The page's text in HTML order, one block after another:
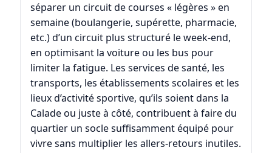
séparer un circuit de courses « légères » en
semaine (boulangerie, supérette, pharmacie,
etc.) d’un circuit plus structuré le week-end,
en optimisant la voiture ou les bus pour
limiter la fatigue. Les services de santé, les
transports, les établissements scolaires et les
lieux d’activité sportive, qu’ils soient dans la
Calade ou juste à côté, contribuent à faire du
quartier un socle suffisamment équipé pour
vivre sans multiplier les allers-retours inutiles.